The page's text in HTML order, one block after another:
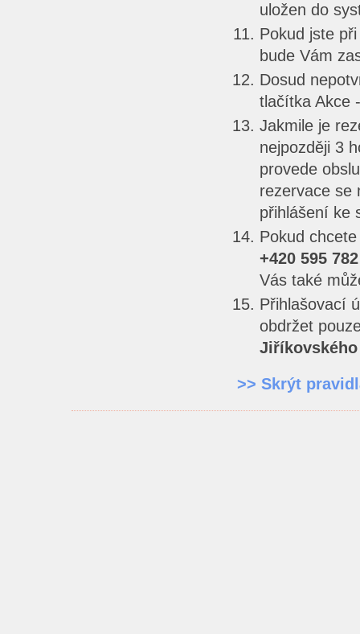
uložen do
Pokud jste
bude Vám
Dosud
tlačítka Akce
Jakmile je
nejpozději 3
provede
rezervace se
přihlášení ke
Pokud
+420 595
Vás také
Přihlašovací
obdržet
Jiříkovského
>> Skrýt